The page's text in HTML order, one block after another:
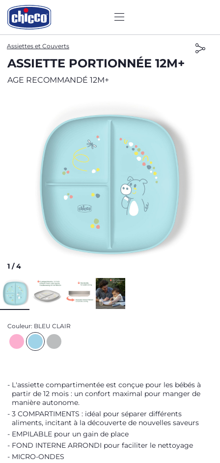
Assiettes et Couverts
ASSIETTE PORTIONNÉE 12M+
AGE RECOMMANDÉ 12M+
1 /4
Couleur: BLEU CLAIR
L'assiette compartimentée est conçue pour les bébés à
partir de 12 mois : un confort maximal pour manger de
manière autonome.
3 COMPARTIMENTS : idéal pour séparer différents
aliments, incitant à la découverte de nouvelles saveurs
EMPILABLE pour un gain de place
FOND INTERNE ARRONDI pour faciliter le nettoyage
MICRO-ONDES